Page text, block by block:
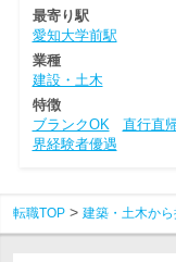
最寄り駅
愛知大学前駅
業種
建設・土木
特徴
ブランクOK
直行直
界経験者優遇
転職TOP 建築・土木か